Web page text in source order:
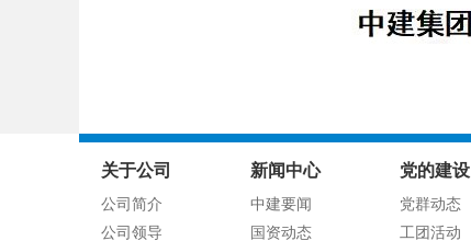
关于公司
公司简介
公司领导
新闻中心
中建要闻
国资动态
党的建设
党群动态
工团活动